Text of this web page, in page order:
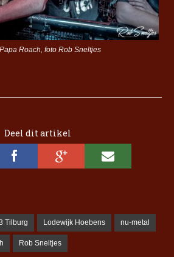
Roach, foto Rob Sneltjes
Deel dit artikel
Tilburg Lodewijk Hoebens nu-metal
Rob Sneltjes